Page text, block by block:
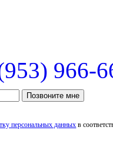
966-
Позвоните мне
персональных данных в